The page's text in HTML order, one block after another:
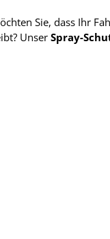
Sie, dass Ihr
UnserSpray-